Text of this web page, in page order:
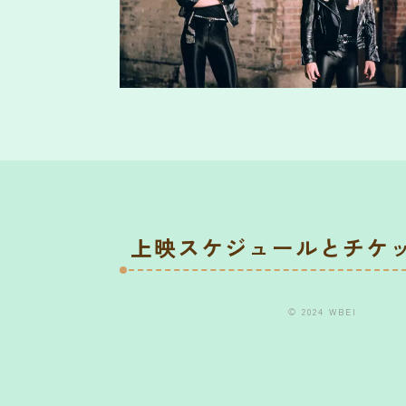
上映スケジュールとチケ
© 2024 WBEI